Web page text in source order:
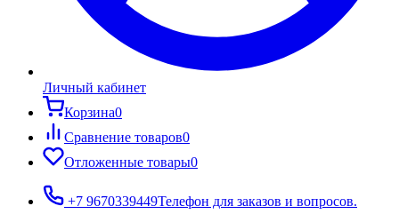
Личный кабинет
Корзина0
Сравнение товаров0
Отложенные товары0
+7 9670339449Телефон для заказов и вопросов.